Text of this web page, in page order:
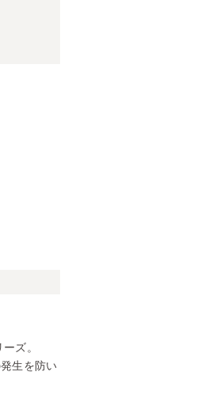
ズ。
生を防い